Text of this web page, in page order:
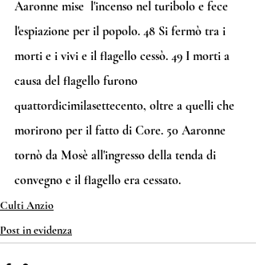
Aaronne mise  l'incenso nel turibolo e fece
l'espiazione per il popolo. 48 Si fermò tra i
morti e i vivi e il flagello cessò. 49 I morti a
causa del flagello furono
quattordicimilasettecento, oltre a quelli che
morirono per il fatto di Core. 50 Aaronne
tornò da Mosè all'ingresso della tenda di
convegno e il flagello era cessato.
Culti Anzio
Post in evidenza